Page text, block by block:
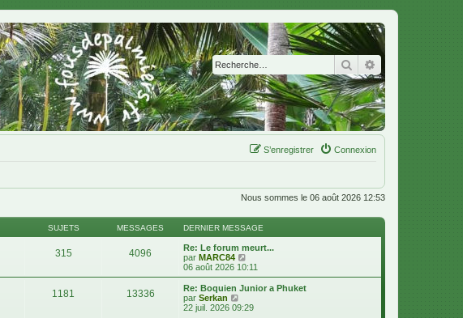
Rechercher
Connexion
S’enregistrer
Nous sommes le 06 août 2026 12:53
SUJETS MESSAGES DERNIER MESSAGE
315 4096
Re: Le forum meurt...
par MARC84
o
i
r
e
06 août 2026 10:11
1181 13336
Re: Boquien Junior a Phuket
par Serkan
o
22 juil. 2026 09:29